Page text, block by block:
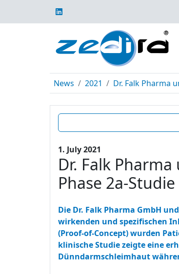
News 2021 Dr. Falk Pharma
1. July 2021
Dr. Falk
Phase 2a-
Die Dr. Falk Pharma GmbH
wirkenden und spezifischen
(Proof-of-Concept) wurden
klinische Studie zeigte eine
Dünndarmschleimhaut